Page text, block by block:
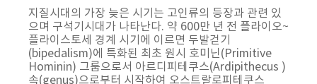
지질시대의 가장 늦은 시기는 고인류의 등장과 관련 있
으며 구석기시대가 나타난다. 약 600만 년 전 플라이오~
플라이스토세 경계 시기에 이르면 두발걷기
(bipedalism)에 특화된 최초 원시 호미닌(Primitive
Hominin) 그룹으로서 아르디피테쿠스(Ardipithecus )
속(genus)으로부터 시작하여 오스트랄로피테쿠스